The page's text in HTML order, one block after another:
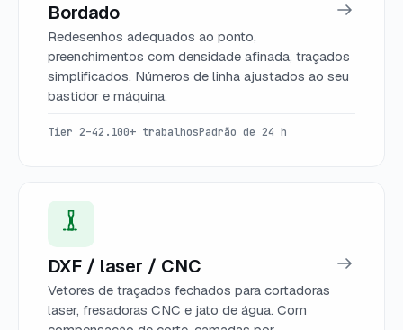
Bordado
Redesenhos adequados ao ponto,
preenchimentos com densidade afinada, traçados
simplificados. Números de linha ajustados ao seu
bastidor e máquina.
Tier 2–42.100+ trabalhosPadrão de 24 h
DXF / laser / CNC
Vetores de traçados fechados para cortadoras
laser, fresadoras CNC e jato de água. Com